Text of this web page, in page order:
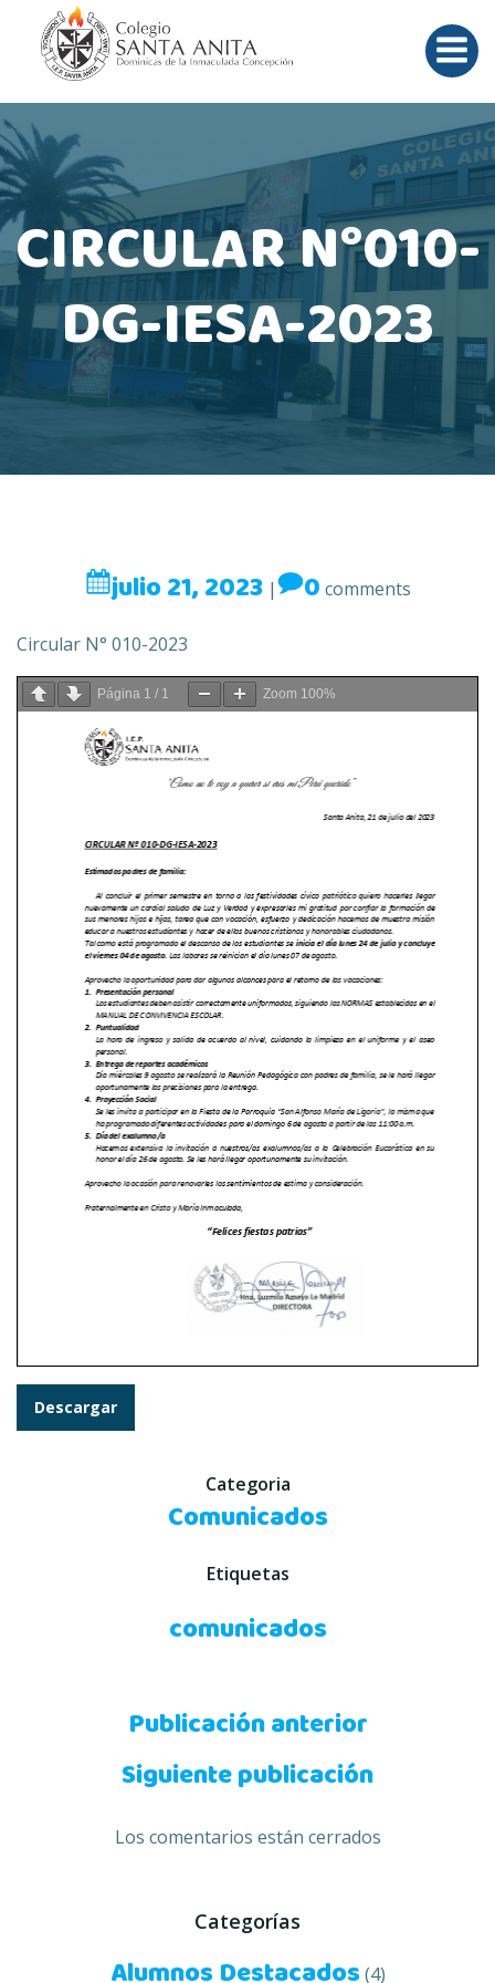
al
contenido
CIRCULAR N°010-
DG-IESA-2023
julio 21, 2023 | 0 comments
Circular N° 010-2023
Página 1 / 1 Zoom 100%
Descargar
Categoria
Comunicados
Etiquetas
comunicados
Navegación
de
entradas
Publicación anterior
Navegación
de
Siguiente publicación
Los comentarios están cerrados
Categorías
Alumnos Destacados(4)